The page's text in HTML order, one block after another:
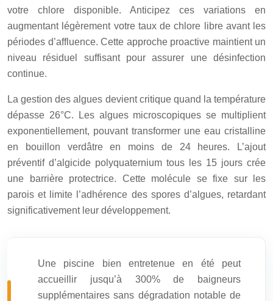
votre chlore disponible. Anticipez ces variations en
augmentant légèrement votre taux de chlore libre avant les
périodes d’affluence. Cette approche proactive maintient un
niveau résiduel suffisant pour assurer une désinfection
continue.
La gestion des algues devient critique quand la température
dépasse 26°C. Les algues microscopiques se multiplient
exponentiellement, pouvant transformer une eau cristalline
en bouillon verdâtre en moins de 24 heures. L’ajout
préventif d’algicide polyquaternium tous les 15 jours crée
une barrière protectrice. Cette molécule se fixe sur les
parois et limite l’adhérence des spores d’algues, retardant
significativement leur développement.
Une piscine bien entretenue en été peut
accueillir jusqu’à 300% de baigneurs
supplémentaires sans dégradation notable de